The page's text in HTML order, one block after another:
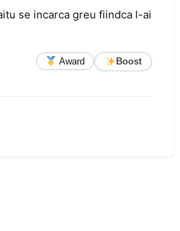
se incarca greu fiindca l-ai
Award Boost